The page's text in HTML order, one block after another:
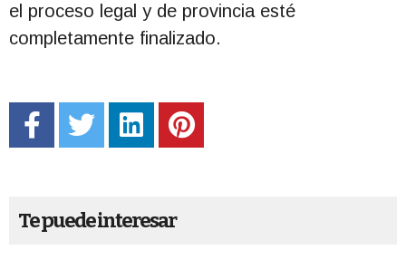
el proceso legal y de provincia esté
completamente finalizado.
Te puede interesar